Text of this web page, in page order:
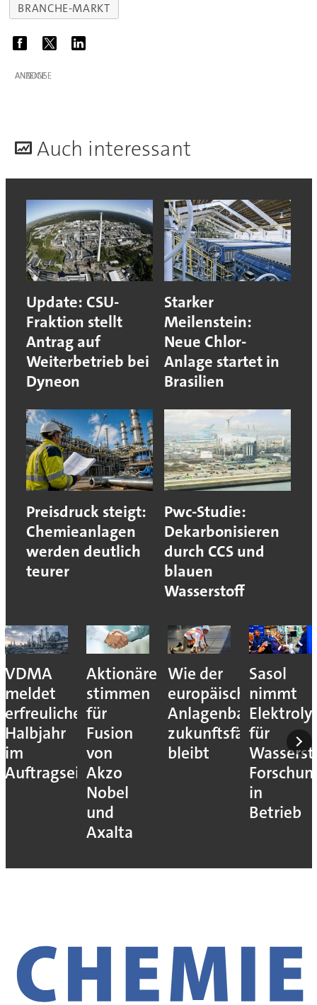
BRANCHE-MARKT
ANZEIGE
Auch interessant
Update: CSU-
Fraktion stellt
Antrag auf
Weiterbetrieb bei
Dyneon
Starker
Meilenstein:
Neue Chlor-
Anlage startet in
Brasilien
Preisdruck steigt:
Chemieanlagen
werden deutlich
teurer
Pwc-Studie:
Dekarbonisieren
durch CCS und
blauen
Wasserstoff
VDMA
meldet
erfreuliches
Halbjahr
im
Auftragseingang
Aktionäre
stimmen
für
Fusion
von
Akzo
Nobel
und
Axalta
Wie der
europäische
Anlagenbau
zukunftsfähig
bleibt
Sasol
nimmt
für
in
Betrieb